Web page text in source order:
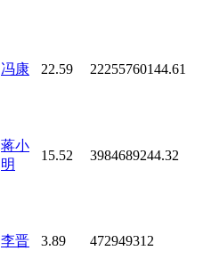
冯康 22.59 22255760144.61
蒋小
明
15.52 3984689244.32
李晋 3.89 472949312